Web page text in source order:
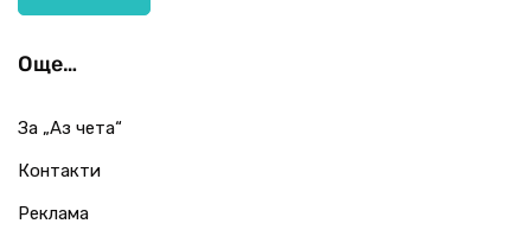
Още…
За „Аз чета“
Контакти
Реклама